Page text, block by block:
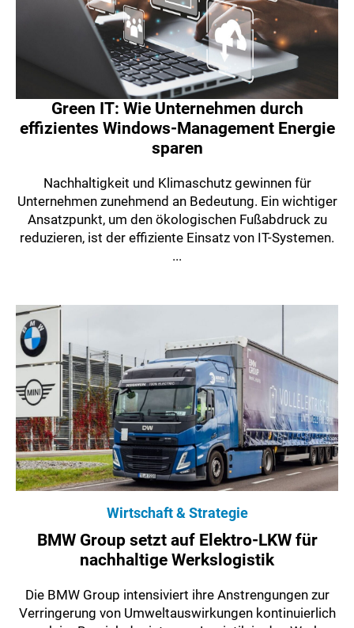
Green IT: Wie Unternehmen durch
effizientes Windows-Management Energie
sparen
Nachhaltigkeit und Klimaschutz gewinnen für
Unternehmen zunehmend an Bedeutung. Ein wichtiger
Ansatzpunkt, um den ökologischen Fußabdruck zu
reduzieren, ist der effiziente Einsatz von IT-Systemen.
...
Wirtschaft & Strategie
BMW Group setzt auf Elektro-LKW für
nachhaltige Werkslogistik
Die BMW Group intensiviert ihre Anstrengungen zur
Verringerung von Umweltauswirkungen kontinuierlich